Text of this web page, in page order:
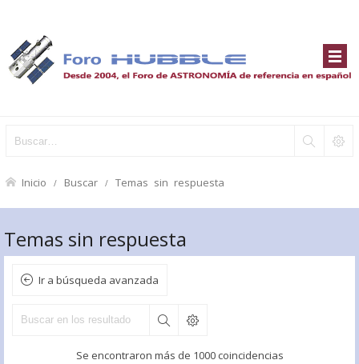
Inicio Buscar Temas sin respuesta
Temas sin respuesta
Ir a búsqueda avanzada
Se encontraron más de 1000 coincidencias